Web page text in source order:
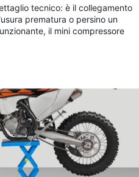
tecnico: è il collegamento
prematura o persino un
il mini compressore